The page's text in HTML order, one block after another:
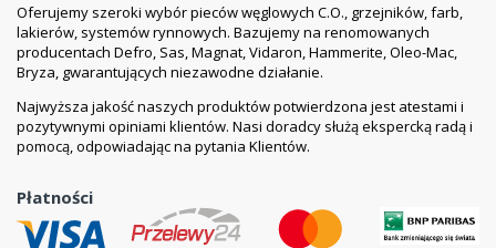
Oferujemy szeroki wybór pieców węglowych C.O., grzejników, farb,
lakierów, systemów rynnowych. Bazujemy na renomowanych
producentach Defro, Sas, Magnat, Vidaron, Hammerite, Oleo-Mac,
Bryza, gwarantujących niezawodne działanie.
Najwyższa jakość naszych produktów potwierdzona jest atestami i
pozytywnymi opiniami klientów. Nasi doradcy służą ekspercką radą i
pomocą, odpowiadając na pytania Klientów.
Płatności